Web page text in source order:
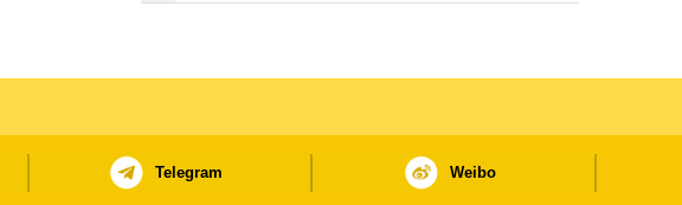
Telegram Weibo